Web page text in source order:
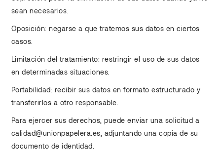
sean necesarios.
Oposición: negarse a que tratemos sus datos en ciertos
casos.
Limitación del tratamiento: restringir el uso de sus datos
en determinadas situaciones.
Portabilidad: recibir sus datos en formato estructurado y
transferirlos a otro responsable.
Para ejercer sus derechos, puede enviar una solicitud a
calidad@unionpapelera.es, adjuntando una copia de su
documento de identidad.